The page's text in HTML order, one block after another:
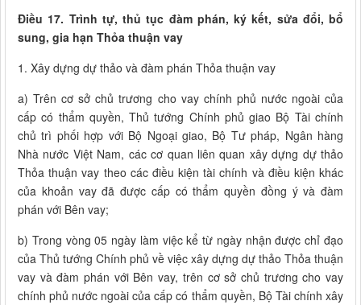
Điều 17. Trình tự, thủ tục đàm phán, ký kết, sửa đổi, bổ
sung, gia hạn Thỏa thuận vay
1. Xây dựng dự thảo và đàm phán Thỏa thuận vay
a) Trên cơ sở chủ trương cho vay chính phủ nước ngoài của
cấp có thẩm quyền, Thủ tướng Chính phủ giao Bộ Tài chính
chủ trì phối hợp với Bộ Ngoại giao, Bộ Tư pháp, Ngân hàng
Nhà nước Việt Nam, các cơ quan liên quan xây dựng dự thảo
Thỏa thuận vay theo các điều kiện tài chính và điều kiện khác
của khoản vay đã được cấp có thẩm quyền đồng ý và đàm
phán với Bên vay;
b) Trong vòng 05 ngày làm việc kể từ ngày nhận được chỉ đạo
của Thủ tướng Chính phủ về việc xây dựng dự thảo Thỏa thuận
vay và đàm phán với Bên vay, trên cơ sở chủ trương cho vay
chính phủ nước ngoài của cấp có thẩm quyền, Bộ Tài chính xây